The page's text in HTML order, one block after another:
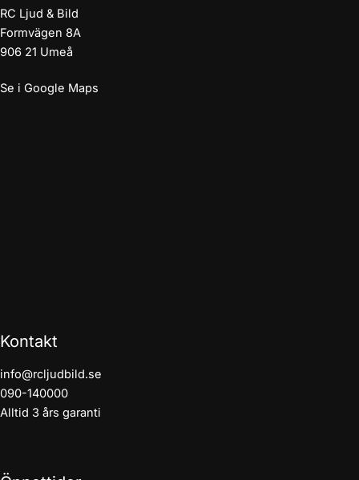
RC Ljud & Bild
Formvägen 8A
906 21 Umeå
Se i Google Maps
Kontakt
info@rcljudbild.se
090-140000
Alltid 3 års garanti